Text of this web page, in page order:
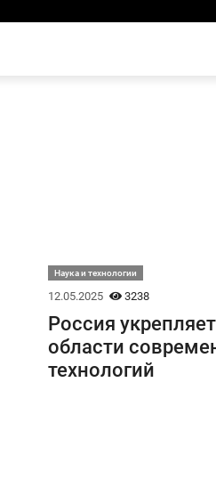
Наука и технологии
12.05.2025 3238
Россия
области
технологий